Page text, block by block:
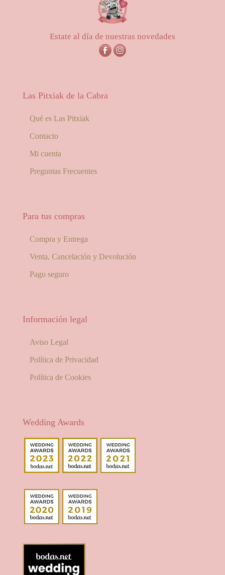
hasta
11,50€
Estate al día de nuestras novedades
Las Pitxiak de la Cabra
Qué es Las Pitxiak
Contacto
Mi cuenta
Preguntas Frecuentes
Para tus compras
Compra y Entrega
Venta, Cancelación y Devolución
Pago seguro
Información legal
Aviso Legal
Política de Privacidad
Política de Cookies
Wedding Awards